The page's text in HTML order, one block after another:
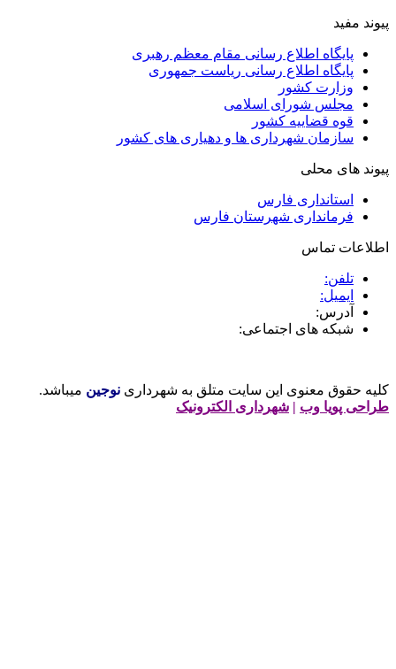
مفید
پایگاه اطلاع رسانی مقام معظم رهبری
پایگاه اطلاع رسانی ریاست جمهوری
وزارت کشور
مجلس شورای اسلامی
قوه قضاییه کشور
سازمان شهرداری ها و دهیاری های کشور
های محلی
استانداری فارس
فرمانداری شهرستان فارس
تماس
تلفن:
ایمیل:
آدرس:
شبکه های اجتماعی:
حقوق معنوی این سایت متلق به شهردارینوجینمیباشد.
پویا وب| شهرداری الکترونیک